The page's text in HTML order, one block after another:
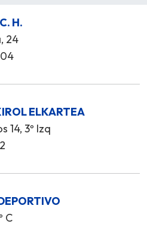
H.
24
ELKARTEA
14, 3º Izq
C